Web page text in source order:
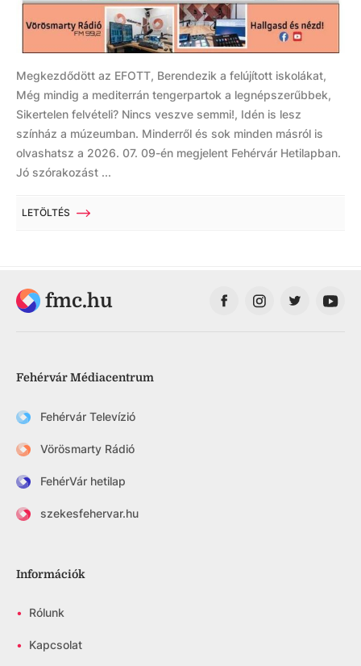
Megkezdődött az EFOTT, Berendezik a felújított iskolákat,
Még mindig a mediterrán tengerpartok a legnépszerűbbek,
Sikertelen felvételi? Nincs veszve semmi!, Idén is lesz
színház a múzeumban. Minderről és sok minden másról is
olvashatsz a 2026. 07. 09-én megjelent Fehérvár Hetilapban.
Jó szórakozást ...
LETÖLTÉS
fmc.hu
Fehérvár Médiacentrum
Fehérvár Televízió
Vörösmarty Rádió
FehérVár hetilap
szekesfehervar.hu
Információk
• Rólunk
• Kapcsolat